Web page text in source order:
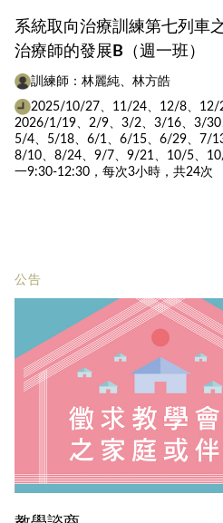
系統取向治療訓練第七列車
治療師的發展B（週一班）
訓練師：林麗純、林方皓
2025/10/27、11/24、12/8、12/
2026/1/19、2/9、3/2、3/16、3/30
5/4、5/18、6/1、6/15、6/29、7/
8/10、8/24、9/7、9/21、10/5、
一9:30-12:30，每次3小時，共24次
公告